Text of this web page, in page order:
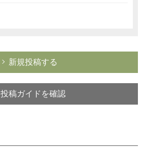
新規投稿する
投稿ガイドを確認